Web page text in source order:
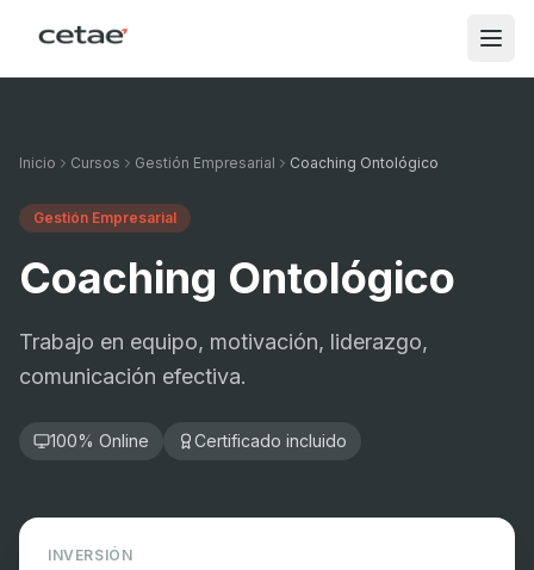
Inicio Cursos Gestión Empresarial Coaching Ontológico
Gestión Empresarial
Coaching Ontológico
Trabajo en equipo, motivación, liderazgo,
comunicación efectiva.
100% Online Certificado incluido
INVERSIÓN